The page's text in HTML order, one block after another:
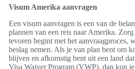
Visum Amerika aanvragen
Een visum aanvragen is een van de
plannen van een reis naar Amerika.
tevoren begint met het aanvraagproces,
beslag nemen. Als je van plan bent om
blijven en afkomstig bent uit een land
Visa Waiver Program (VWP), dan kun